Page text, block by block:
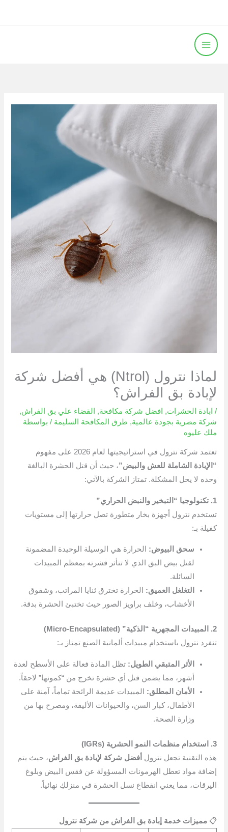
المحتوى
لماذا نترول (Ntrol) هي أفضل شركة
لإبادة بق الفراش؟
/ ابادة الحشرات, افضل شركة مكافحة, القضاء علي بق الفراش,
شركة مصرية بجودة عالمية, طرق المكافحة السليمة / بواسطة
ملك عليوه
تعتمد شركة نترول في استراتيجيتها لعام 2026 على مفهوم
“الإبادة الشاملة للعش والبيض”، حيث أن قتل الحشرة البالغة
وحده لا يحل المشكلة. تمتاز الشركة بالآتي:
1. تكنولوجيا “التبخير والنبض الحراري”
تستخدم نترول أجهزة بخار متطورة تصل حرارتها إلى مستويات
كفيلة بـ:
سحق البيوض: الحرارة هي الوسيلة الوحيدة المضمونة
لقتل بيض البق الذي لا تتأثر قشرته بمعظم المبيدات
السائلة.
التغلغل العميق: الحرارة تخترق ثنايا المراتب، وشقوق
الأخشاب، وخلف براويز الصور حيث تختبئ الحشرة بدقة.
2. المبيدات المجهرية “الذكية” (Micro-Encapsulated)
تنفرد نترول باستخدام مبيدات ألمانية الصنع تمتاز بـ:
الأثر المتبقي الطويل: تظل المادة فعالة على الأسطح لعدة
أشهر، مما يضمن قتل أي حشرة تخرج من “كمونها” لاحقاً.
الأمان المطلق: المبيدات عديمة الرائحة تماماً، آمنة على
الأطفال، كبار السن، والحيوانات الأليفة، ومصرح بها من
وزارة الصحة.
3. استخدام منظمات النمو الحشرية (IGRs)
هذه التقنية تجعل نترول أفضل شركة لإبادة بق الفراش، حيث يتم
إضافة مواد تعطل الهرمونات المسؤولة عن فقس البيض وبلوغ
اليرقات، مما يعني انقطاع نسل الحشرة في منزلكِ نهائياً.
📋مميزات خدمة إبادة بق الفراش من شركة نترول